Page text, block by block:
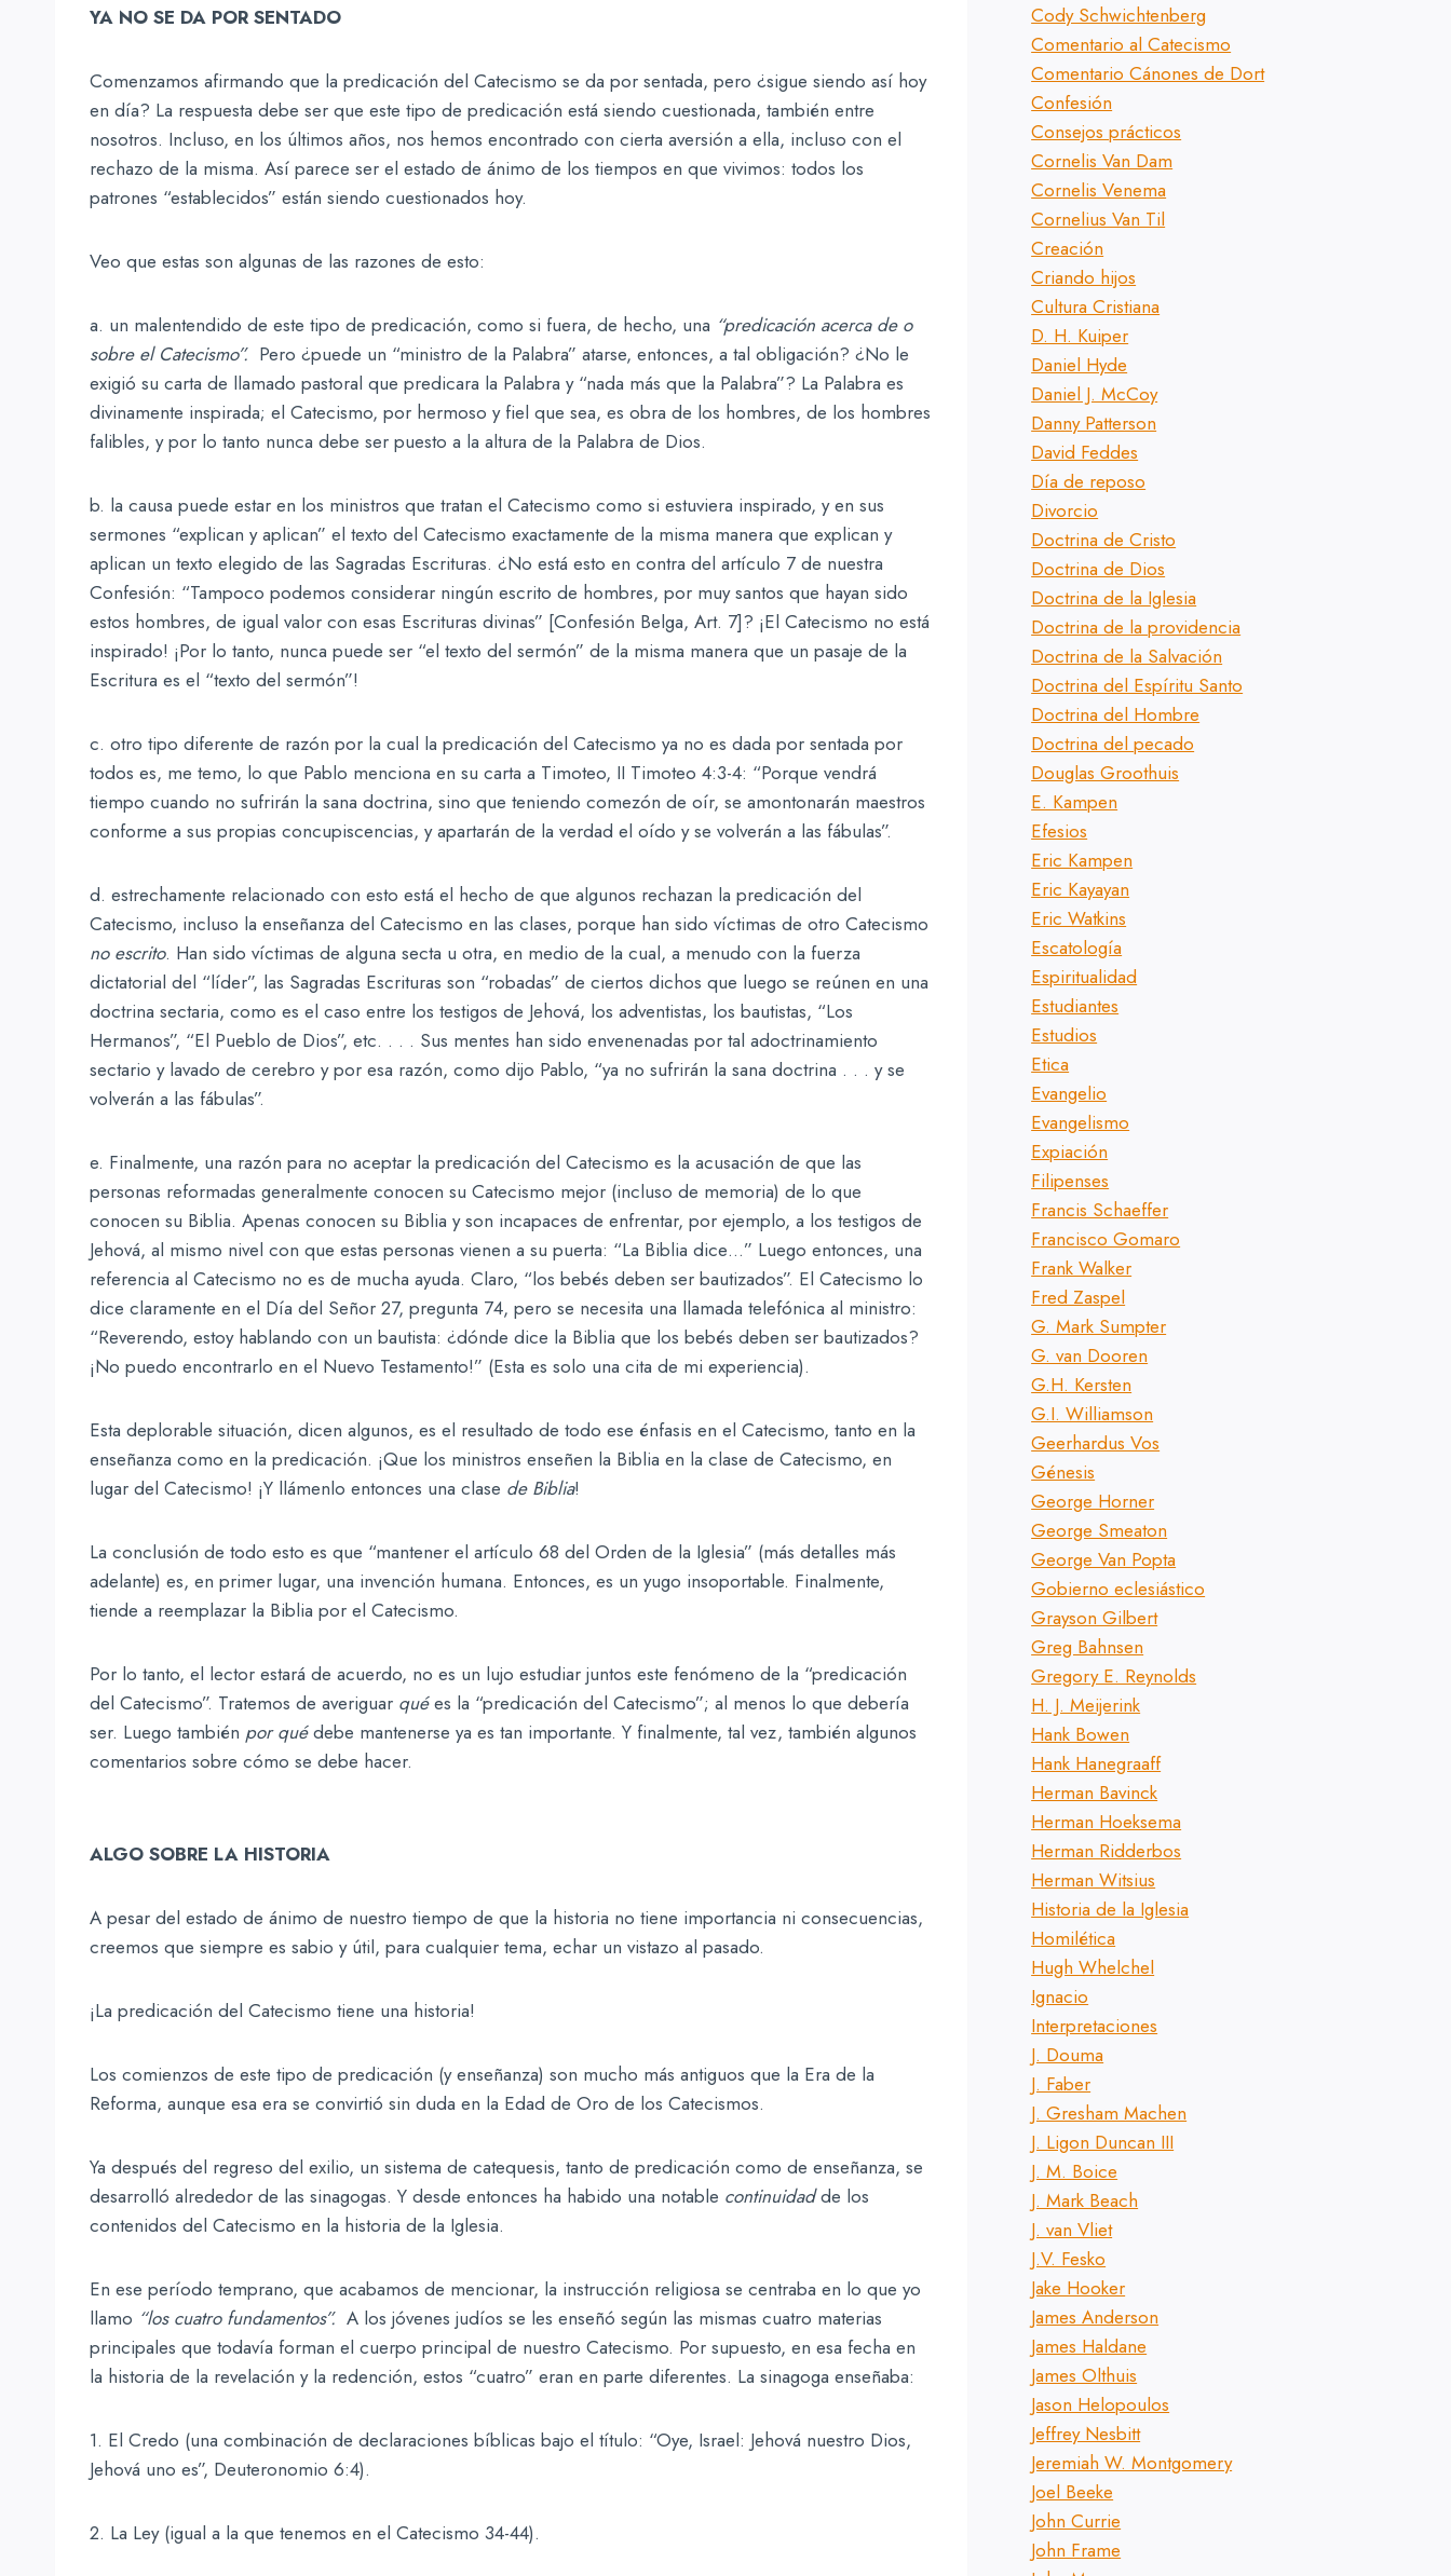
YA NO SE DA POR SENTADO
Comenzamos afirmando que la predicación del Catecismo se da por sentada, pero ¿sigue siendo así hoy
en día? La respuesta debe ser que este tipo de predicación está siendo cuestionada, también entre
nosotros. Incluso, en los últimos años, nos hemos encontrado con cierta aversión a ella, incluso con el
rechazo de la misma. Así parece ser el estado de ánimo de los tiempos en que vivimos: todos los
patrones “establecidos” están siendo cuestionados hoy.
Veo que estas son algunas de las razones de esto:
a. un malentendido de este tipo de predicación, como si fuera, de hecho, una “predicación acerca de o
sobre el Catecismo”. Pero ¿puede un “ministro de la Palabra” atarse, entonces, a tal obligación? ¿No le
exigió su carta de llamado pastoral que predicara la Palabra y “nada más que la Palabra”? La Palabra es
divinamente inspirada; el Catecismo, por hermoso y fiel que sea, es obra de los hombres, de los hombres
falibles, y por lo tanto nunca debe ser puesto a la altura de la Palabra de Dios.
b. la causa puede estar en los ministros que tratan el Catecismo como si estuviera inspirado, y en sus
sermones “explican y aplican” el texto del Catecismo exactamente de la misma manera que explican y
aplican un texto elegido de las Sagradas Escrituras. ¿No está esto en contra del artículo 7 de nuestra
Confesión: “Tampoco podemos considerar ningún escrito de hombres, por muy santos que hayan sido
estos hombres, de igual valor con esas Escrituras divinas” [Confesión Belga, Art. 7]? ¡El Catecismo no está
inspirado! ¡Por lo tanto, nunca puede ser “el texto del sermón” de la misma manera que un pasaje de la
Escritura es el “texto del sermón”!
c. otro tipo diferente de razón por la cual la predicación del Catecismo ya no es dada por sentada por
todos es, me temo, lo que Pablo menciona en su carta a Timoteo, II Timoteo 4:3-4: “Porque vendrá
tiempo cuando no sufrirán la sana doctrina, sino que teniendo comezón de oír, se amontonarán maestros
conforme a sus propias concupiscencias, y apartarán de la verdad el oído y se volverán a las fábulas”.
d. estrechamente relacionado con esto está el hecho de que algunos rechazan la predicación del
Catecismo, incluso la enseñanza del Catecismo en las clases, porque han sido víctimas de otro Catecismo
no escrito. Han sido víctimas de alguna secta u otra, en medio de la cual, a menudo con la fuerza
dictatorial del “líder”, las Sagradas Escrituras son “robadas” de ciertos dichos que luego se reúnen en una
doctrina sectaria, como es el caso entre los testigos de Jehová, los adventistas, los bautistas, “Los
Hermanos”, “El Pueblo de Dios”, etc. . . . Sus mentes han sido envenenadas por tal adoctrinamiento
sectario y lavado de cerebro y por esa razón, como dijo Pablo, “ya no sufrirán la sana doctrina . . . y se
volverán a las fábulas”.
e. Finalmente, una razón para no aceptar la predicación del Catecismo es la acusación de que las
personas reformadas generalmente conocen su Catecismo mejor (incluso de memoria) de lo que
conocen su Biblia. Apenas conocen su Biblia y son incapaces de enfrentar, por ejemplo, a los testigos de
Jehová, al mismo nivel con que estas personas vienen a su puerta: “La Biblia dice…” Luego entonces, una
referencia al Catecismo no es de mucha ayuda. Claro, “los bebés deben ser bautizados”. El Catecismo lo
dice claramente en el Día del Señor 27, pregunta 74, pero se necesita una llamada telefónica al ministro:
“Reverendo, estoy hablando con un bautista: ¿dónde dice la Biblia que los bebés deben ser bautizados?
¡No puedo encontrarlo en el Nuevo Testamento!” (Esta es solo una cita de mi experiencia).
Esta deplorable situación, dicen algunos, es el resultado de todo ese énfasis en el Catecismo, tanto en la
enseñanza como en la predicación. ¡Que los ministros enseñen la Biblia en la clase de Catecismo, en
lugar del Catecismo! ¡Y llámenlo entonces una clase de Biblia!
La conclusión de todo esto es que “mantener el artículo 68 del Orden de la Iglesia” (más detalles más
adelante) es, en primer lugar, una invención humana. Entonces, es un yugo insoportable. Finalmente,
tiende a reemplazar la Biblia por el Catecismo.
Por lo tanto, el lector estará de acuerdo, no es un lujo estudiar juntos este fenómeno de la “predicación
del Catecismo”. Tratemos de averiguar quées la “predicación del Catecismo”; al menos lo que debería
ser. Luego también por quédebe mantenerse ya es tan importante. Y finalmente, tal vez, también algunos
comentarios sobre cómo se debe hacer.
ALGO SOBRE LA HISTORIA
A pesar del estado de ánimo de nuestro tiempo de que la historia no tiene importancia ni consecuencias,
creemos que siempre es sabio y útil, para cualquier tema, echar un vistazo al pasado.
¡La predicación del Catecismo tiene una historia!
Los comienzos de este tipo de predicación (y enseñanza) son mucho más antiguos que la Era de la
Reforma, aunque esa era se convirtió sin duda en la Edad de Oro de los Catecismos.
Ya después del regreso del exilio, un sistema de catequesis, tanto de predicación como de enseñanza, se
desarrolló alrededor de las sinagogas. Y desde entonces ha habido una notable continuidadde los
contenidos del Catecismo en la historia de la Iglesia.
En ese período temprano, que acabamos de mencionar, la instrucción religiosa se centraba en lo que yo
llamo “los cuatro fundamentos”. A los jóvenes judíos se les enseñó según las mismas cuatro materias
principales que todavía forman el cuerpo principal de nuestro Catecismo. Por supuesto, en esa fecha en
la historia de la revelación y la redención, estos “cuatro” eran en parte diferentes. La sinagoga enseñaba:
1. El Credo (una combinación de declaraciones bíblicas bajo el título: “Oye, Israel: Jehová nuestro Dios,
Jehová uno es”, Deuteronomio 6:4).
2. La Ley (igual a la que tenemos en el Catecismo 34-44).
Cody Schwichtenberg
Comentario al Catecismo
Comentario Cánones de Dort
Confesión
Consejos prácticos
Cornelis Van Dam
Cornelis Venema
Cornelius Van Til
Creación
Criando hijos
Cultura Cristiana
D. H. Kuiper
Daniel Hyde
Daniel J. McCoy
Danny Patterson
David Feddes
Día de reposo
Divorcio
Doctrina de Cristo
Doctrina de Dios
Doctrina de la Iglesia
Doctrina de la providencia
Doctrina de la Salvación
Doctrina del Espíritu Santo
Doctrina del Hombre
Doctrina del pecado
Douglas Groothuis
E. Kampen
Efesios
Eric Kampen
Eric Kayayan
Eric Watkins
Escatología
Espiritualidad
Estudiantes
Estudios
Etica
Evangelio
Evangelismo
Expiación
Filipenses
Francis Schaeffer
Francisco Gomaro
Frank Walker
Fred Zaspel
G. Mark Sumpter
G. van Dooren
G.H. Kersten
G.I. Williamson
Geerhardus Vos
Génesis
George Horner
George Smeaton
George Van Popta
Gobierno eclesiástico
Grayson Gilbert
Greg Bahnsen
Gregory E. Reynolds
H. J. Meijerink
Hank Bowen
Hank Hanegraaff
Herman Bavinck
Herman Hoeksema
Herman Ridderbos
Herman Witsius
Historia de la Iglesia
Homilética
Hugh Whelchel
Ignacio
Interpretaciones
J. Douma
J. Faber
J. Gresham Machen
J. Ligon Duncan III
J. M. Boice
J. Mark Beach
J. van Vliet
J.V. Fesko
Jake Hooker
James Anderson
James Haldane
James Olthuis
Jason Helopoulos
Jeffrey Nesbitt
Jeremiah W. Montgomery
Joel Beeke
John Currie
John Frame